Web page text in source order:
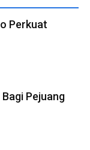
Perkuat
Pejuang